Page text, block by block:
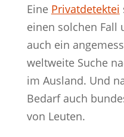
Eine Privatdetektei
einen solchen Fall
auch ein
weltweite Suche
im Ausland. Und
Bedarf auch
von Leuten.